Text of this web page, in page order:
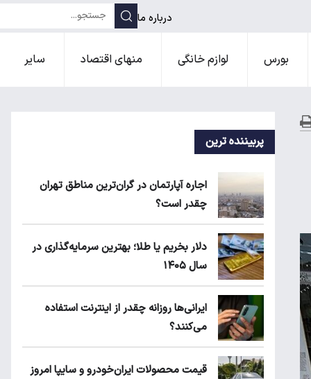
درباره ما
بورس لوازم خانگی منهای اقتصاد سایر
پربیننده ترین
اجاره آپارتمان در گران‌ترین مناطق تهران
چقدر است؟
دلار بخریم یا طلا؛ بهترین سرمایه‌گذاری در
سال ۱۴۰۵
ایرانی‌ها روزانه چقدر از اینترنت استفاده
می‌کنند؟
قیمت محصولات ایران‌خودرو و سایپا امروز